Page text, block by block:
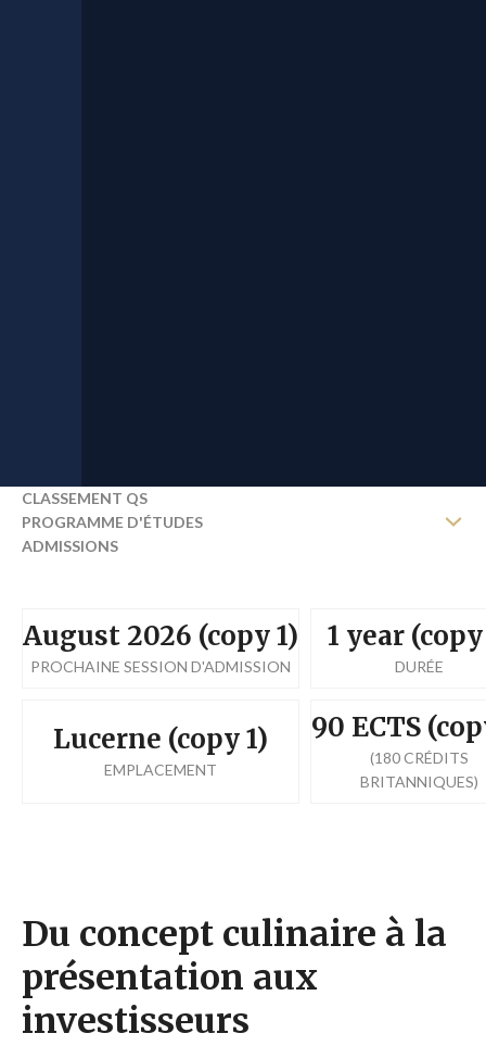
CLASSEMENT QS
PROGRAMME D'ÉTUDES
ADMISSIONS
FOIRE AUX QUESTIONS (FAQ)
August 2026 (copy 1)
PROCHAINE SESSION D'ADMISSION
1 year (copy
DURÉE
Lucerne (copy 1)
EMPLACEMENT
90 ECTS
(180 CRÉDITS
BRITANNIQUES)
Du concept culinaire à la
présentation aux
investisseurs